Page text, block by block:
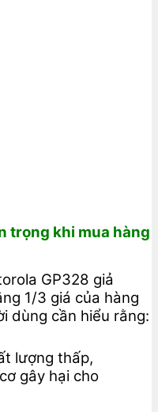
trọng khi mua hàng
GP328 giả
1/3 giá của hàng
dùng cần hiểu rằng:
lượng thấp,
gây hại cho